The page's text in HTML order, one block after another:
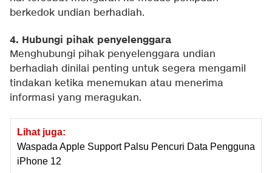
berkedok undian berhadiah.
4. Hubungi pihak penyelenggara
Menghubungi pihak penyelenggara undian
berhadiah dinilai penting untuk segera mengamil
tindakan ketika menemukan atau menerima
informasi yang meragukan.
Lihat juga:
Waspada Apple Support Palsu Pencuri Data Pengguna
iPhone 12